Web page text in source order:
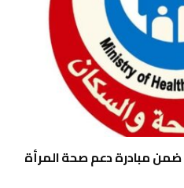
زيارة ضمن مبادرة دعم صحة المرأة